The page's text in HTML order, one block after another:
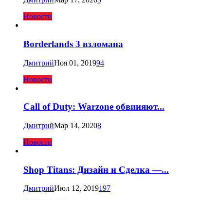
Новости
Borderlands 3 взломана
ДмитрийНоя 01, 201994
Новости
Call of Duty: Warzone обвиняют...
ДмитрийМар 14, 20208
Новости
Shop Titans: Дизайн и Сделка —...
ДмитрийИюл 12, 2019197